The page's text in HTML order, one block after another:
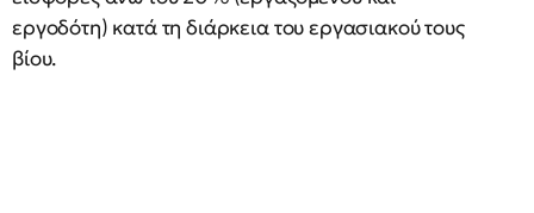
εργοδότη) κατά τη διάρκεια του εργασιακού τους
βίου.